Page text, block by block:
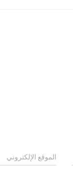
الموقع الإلكتروني